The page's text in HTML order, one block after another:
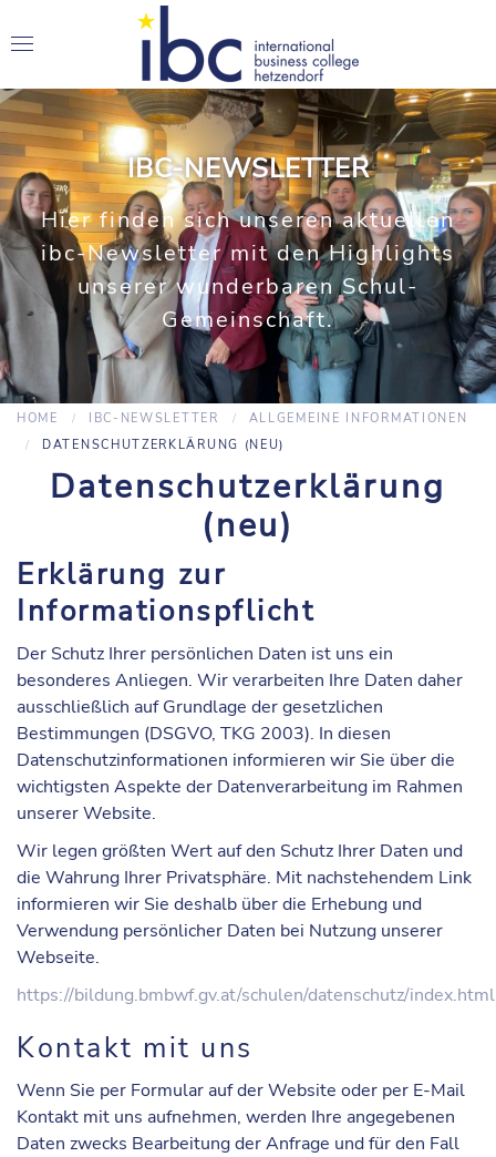
IBC-NEWSLETTER
Hier finden sich unseren aktuellen
ibc-Newsletter mit den Highlights
unserer wunderbaren Schul-
Gemeinschaft.
HOME IBC-NEWSLETTER
ALLGEMEINE INFORMATIONEN
DATENSCHUTZERKLÄRUNG (NEU)
Datenschutzerklärung
(neu)
Erklärung zur
Informationspflicht
Der Schutz Ihrer persönlichen Daten ist uns ein
besonderes Anliegen. Wir verarbeiten Ihre Daten daher
ausschließlich auf Grundlage der gesetzlichen
Bestimmungen (DSGVO, TKG 2003). In diesen
Datenschutzinformationen informieren wir Sie über die
wichtigsten Aspekte der Datenverarbeitung im Rahmen
unserer Website.
Wir legen größten Wert auf den Schutz Ihrer Daten und
die Wahrung Ihrer Privatsphäre. Mit nachstehendem Link
informieren wir Sie deshalb über die Erhebung und
Verwendung persönlicher Daten bei Nutzung unserer
Webseite.
https://bildung.bmbwf.gv.at/schulen/datenschutz/index.html
Kontakt mit uns
Wenn Sie per Formular auf der Website oder per E-Mail
Kontakt mit uns aufnehmen, werden Ihre angegebenen
Daten zwecks Bearbeitung der Anfrage und für den Fall